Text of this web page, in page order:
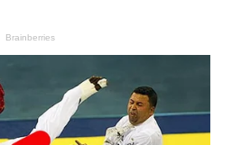
Brainberries